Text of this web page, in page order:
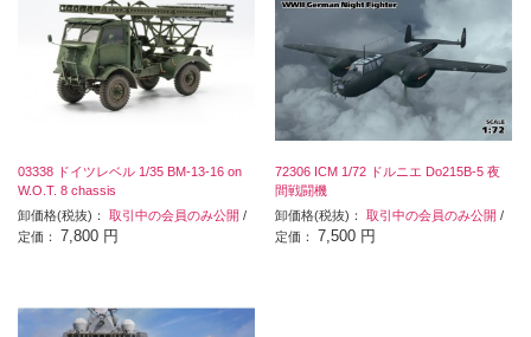
03338 ドイツレベル 1/35 BM-13-16 on
W.O.T. 8 chassis
卸価格(税抜)： 取引中の会員のみ公開 /
定価： 7,800 円
72306 ICM 1/72 ドルニエ Do215B-5 夜
間戦闘機
卸価格(税抜)：取引中の会員のみ公開 /
定価： 7,500 円